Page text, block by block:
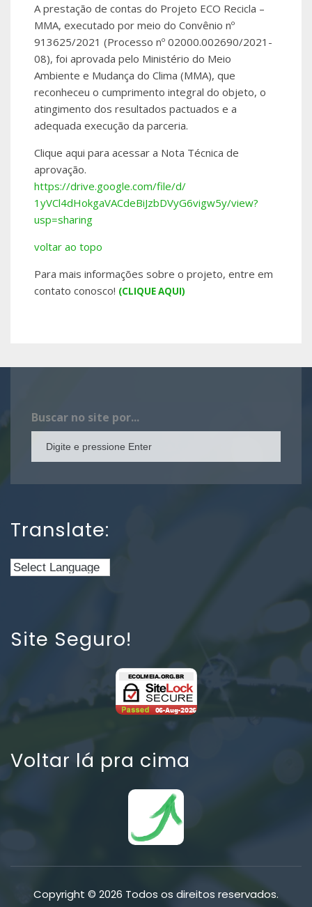
A prestação de contas do Projeto ECO Recicla –
MMA, executado por meio do Convênio nº
913625/2021 (Processo nº 02000.002690/2021-
08), foi aprovada pelo Ministério do Meio
Ambiente e Mudança do Clima (MMA), que
reconheceu o cumprimento integral do objeto, o
atingimento dos resultados pactuados e a
adequada execução da parceria.
Clique aqui para acessar a Nota Técnica de
aprovação.
https://drive.google.com/file/d/
1yVCl4dHokgaVACdeBiJzbDVyG6vigw5y/view?
usp=sharing
voltar ao topo
Para mais informações sobre o projeto, entre em
contato conosco! (CLIQUE AQUI)
Buscar no site por...
Translate:
Site Seguro!
Voltar lá pra cima
Copyright © 2026 Todos os direitos reservados.